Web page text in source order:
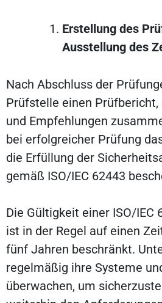
Erstellung des
Ausstellung des
Nach Abschluss der
Prüfstelle einen Prüfbericht,
und Empfehlungen
bei erfolgreicher Prüfung
die Erfüllung der
gemäß ISO/IEC 62443
Die Gültigkeit einer ISO/IEC
ist in der Regel auf einen
fünf Jahren beschränkt.
regelmäßig ihre Systeme
überwachen, um